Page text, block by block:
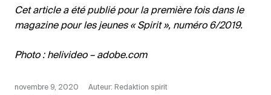
Cet article a été publié pour la première fois dans le
magazine pour les jeunes « Spirit », numéro 6/2019.
Photo : helivideo – adobe.com
novembre 9, 2020
Auteur: Redaktion spirit